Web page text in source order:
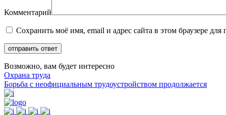
Комментарий
Сохранить моё имя, email и адрес сайта в этом браузере
Возможно, вам будет интересно
Охрана труда
Борьба с неофициальным трудоустройством продолжается